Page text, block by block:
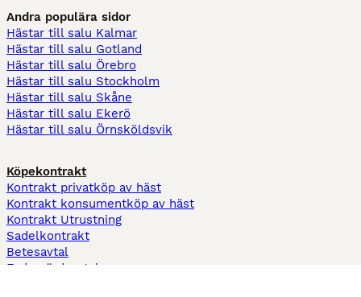
Andra populära sidor
Hästar till salu Kalmar
Hästar till salu Gotland
Hästar till salu Örebro
Hästar till salu Stockholm
Hästar till salu Skåne
Hästar till salu Ekerö
Hästar till salu Örnsköldsvik
Köpekontrakt
Kontrakt privatköp av häst
Kontrakt konsumentköp av häst
Kontrakt Utrustning
Sadelkontrakt
Betesavtal
Fodervärdsavtal